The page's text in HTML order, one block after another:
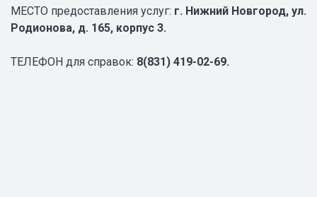
МЕСТО предоставления услуг: г. Нижний Новгород, ул.
Родионова, д. 165, корпус 3.
ТЕЛЕФОН для справок: 8(831) 419-02-69.